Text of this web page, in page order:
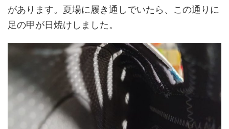
があります。夏場に履き通しでいたら、この通りに
足の甲が日焼けしました。